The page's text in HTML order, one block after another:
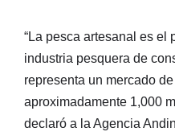
“La pesca artesanal es el
industria pesquera de
representa un mercado
aproximadamente 1,000
declaró a la Agencia